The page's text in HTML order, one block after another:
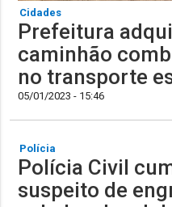
Cidades
Prefeitura
caminhão
no transporte
05/01/2023 - 15:46
Polícia
Polícia Civil
suspeito de